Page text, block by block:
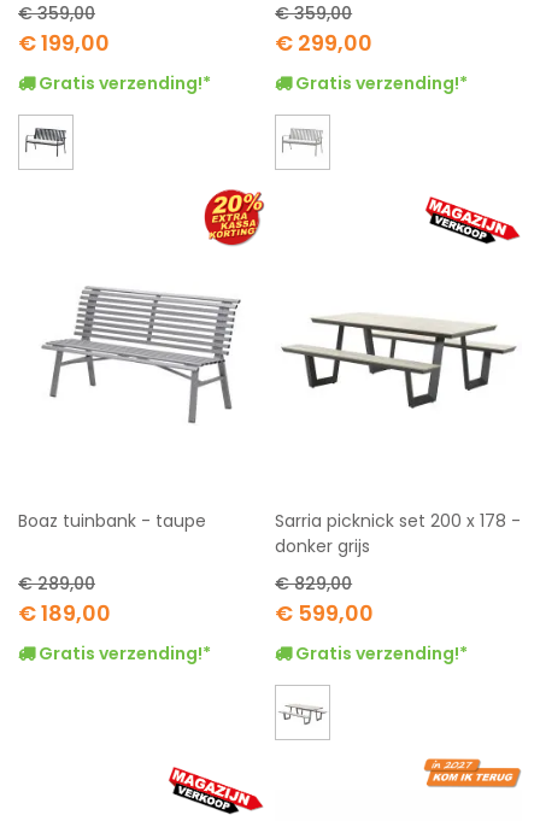
Special
Price
€ 199,00
€ 359,00
Gratis verzending!*
Special
Price
€ 299,00
€ 359,00
Gratis verzending!*
Boaz tuinbank - taupe
Special
Price
€ 189,00
€ 289,00
Gratis verzending!*
Sarria picknick set 200 x 178 -
donker grijs
Special
Price
€ 599,00
€ 829,00
Gratis verzending!*